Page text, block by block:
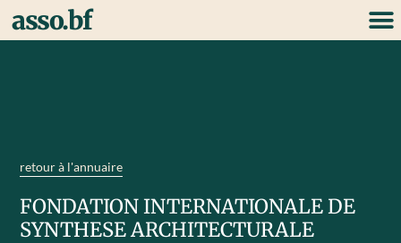
asso.bf
retour à l'annuaire
FONDATION INTERNATIONALE DE
SYNTHESE ARCHITECTURALE